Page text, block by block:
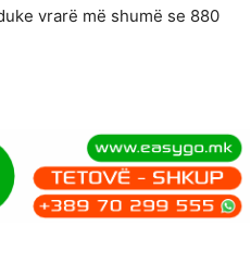
vrarë më shumë se 880